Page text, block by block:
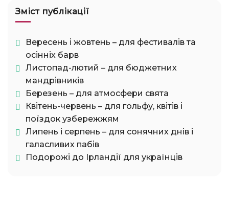
Зміст публікації
Вересень і жовтень – для фестивалів та
осінніх барв
Листопад-лютий – для бюджетних
мандрівників
Березень – для атмосфери свята
Квітень-червень – для гольфу, квітів і
поїздок узбережжям
Липень і серпень – для сонячних днів і
галасливих пабів
Подорожі до Ірландії для українців